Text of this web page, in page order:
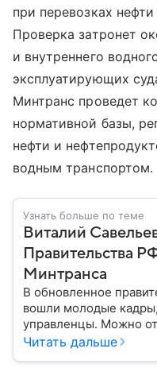
при перевозках
Проверка затронет
и внутреннего
эксплуатирующих
Минтранс проведет
нормативной базы,
нефти и
водным транспортом.
Узнать больше по теме
Виталий
Правительства
Минтранса
В обновленное
вошли молодые
управленцы. Можно
бывший глава
Читать дальше